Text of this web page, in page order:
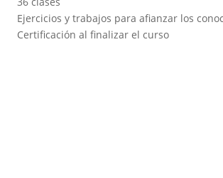
Ejercicios y trabajos para afianzar los
Certificación al finalizar el curso